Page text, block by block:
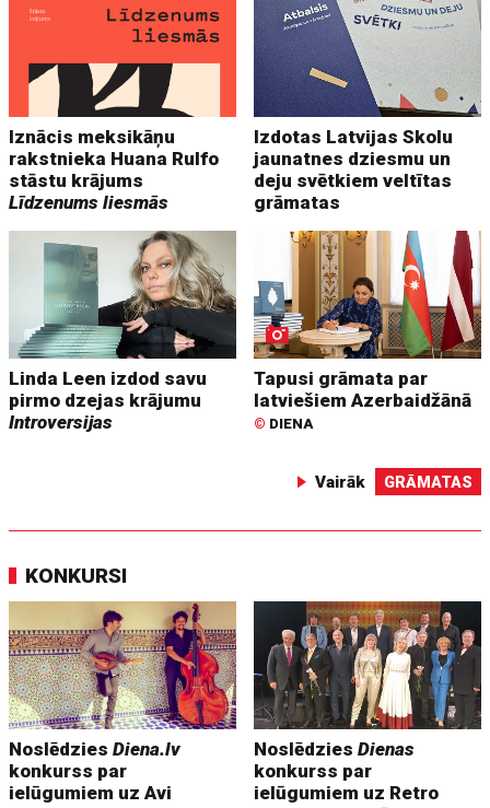
Iznācis meksikāņu
rakstnieka Huana Rulfo
stāstu krājums
Līdzenums liesmās
Izdotas Latvijas Skolu
jaunatnes dziesmu un
deju svētkiem veltītas
grāmatas
Linda Leen izdod savu
pirmo dzejas krājumu
Introversijas
Tapusi grāmata par
latviešiem Azerbaidžānā
© DIENA
Vairāk GRĀMATAS
KONKURSI
NoslēdziesDiena.lv
konkurss par
ielūgumiem uz Avi
NoslēdziesDienas
konkurss par
ielūgumiem uz Retro